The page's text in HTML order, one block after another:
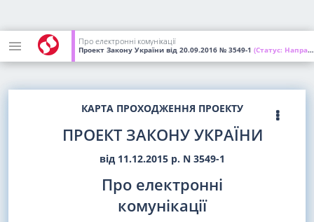
Про електронні комунікації
Проект Закону України від 20.09.2016 № 3549-1 (Статус: Направлений на повторне перше читання)
КАРТА ПРОХОДЖЕННЯ ПРОЕКТУ
ПРОЕКТ ЗАКОНУ УКРАЇНИ
від 11.12.2015 р. N 3549-1
Про електронні
комунікації